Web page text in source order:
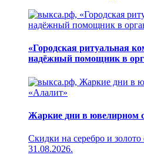
«Городская ритуальная
надёжный помощник в
Жаркие дни в ювелирном
Скидки на серебро и
31.08.2026.